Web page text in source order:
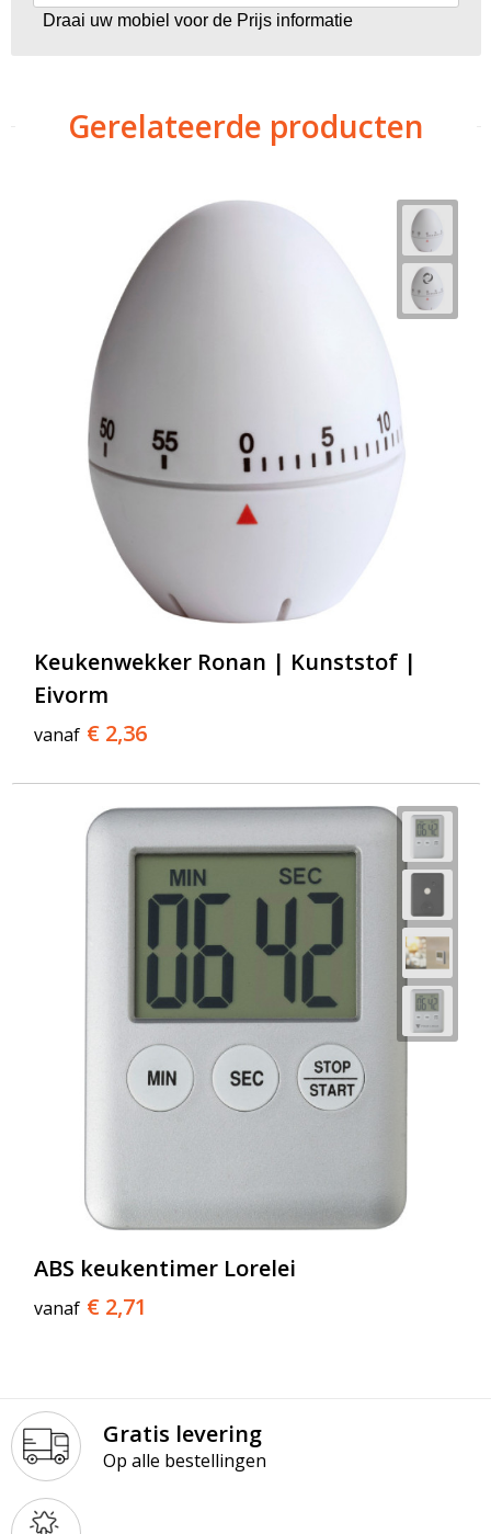
Draai uw mobiel voor de Prijs informatie
Gerelateerde producten
Keukenwekker Ronan | Kunststof |
Eivorm
vanaf € 2,36
ABS keukentimer Lorelei
vanaf € 2,71
Gratis levering
Op alle bestellingen